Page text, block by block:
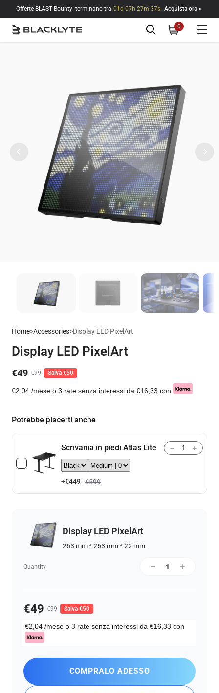
Vai al contenuto
Offerte BLAST Bounty: terminano tra 01d 07h 27m 35s. Acquista ora >
00
Home>Accessories>Display LED PixelArt
Display LED PixelArt
€49 €99 Salva €50
€2,04/mese o 3 rate senza interessi da €16,33 con
Potrebbe piacerti anche
Scrivania in piedi Atlas Lite
+€449 €599
Display LED PixelArt
263 mm * 263 mm * 22 mm
Quantity
€49 €99 Salva €50
€2,04/mese o 3 rate senza interessi da €16,33 con
COMPRALO ADESSO